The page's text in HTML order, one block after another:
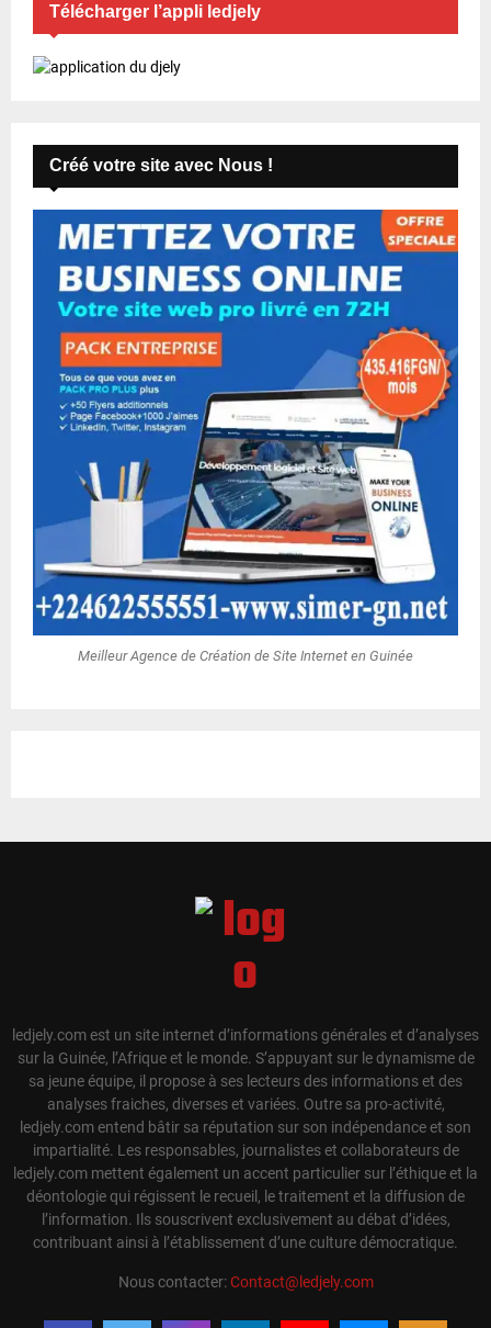
Télécharger l’appli ledjely
Créé votre site avec Nous !
Meilleur Agence de Création de Site Internet en Guinée
ledjely.com est un site internet d’informations générales et d’analyses
sur la Guinée, l’Afrique et le monde. S’appuyant sur le dynamisme de
sa jeune équipe, il propose à ses lecteurs des informations et des
analyses fraiches, diverses et variées. Outre sa pro-activité,
ledjely.com entend bâtir sa réputation sur son indépendance et son
impartialité. Les responsables, journalistes et collaborateurs de
ledjely.com mettent également un accent particulier sur l’éthique et la
déontologie qui régissent le recueil, le traitement et la diffusion de
l’information. Ils souscrivent exclusivement au débat d’idées,
contribuant ainsi à l’établissement d’une culture démocratique.
Nous contacter:Contact@ledjely.com